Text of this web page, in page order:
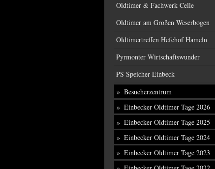
Oldtimer & Fachwerk Celle
Oldtimer am Großen Weserbogen
Oldtimertreffen Hefehof Hameln
Pyrmonter Wirtschaftswunder
PS Speicher Einbeck
Besucherzentrum
Einbecker Oldtimer Tage 2026
Einbecker Oldtimer Tage 2025
Einbecker Oldtimer Tage 2024
Einbecker Oldtimer Tage 2023